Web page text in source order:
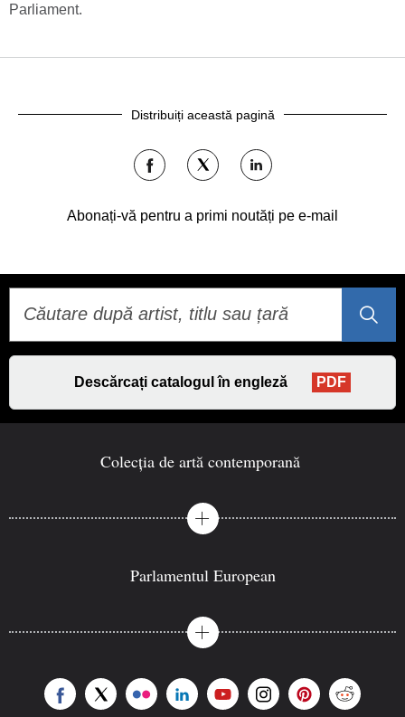
Parliament.
Distribuiți această pagină
Distribuiți
pe
Distribuiți
pe
Distribuiți
pe
Abonați-vă pentru a primi noutăți pe e-mail
Descărcați catalogul în engleză PDF
Colecția de artă contemporană
Parlamentul European